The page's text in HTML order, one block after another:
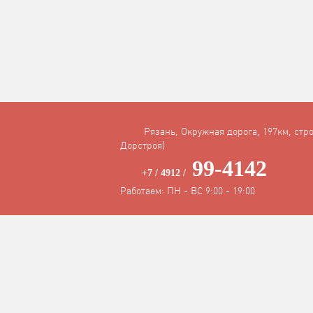
Рязань, Окружная дорога, 197км,
Дорстроя)
+7 / 4912 / 99-4142
Работаем: ПН - ВС 9:00 - 19:00